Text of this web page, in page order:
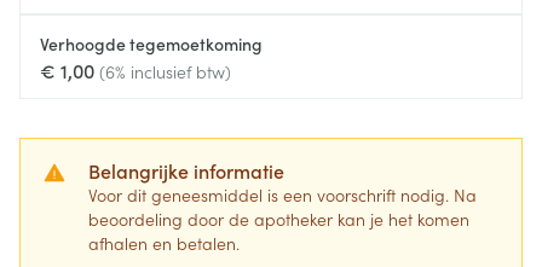
Verhoogde tegemoetkoming
€ 1,00 (6% inclusief btw)
Belangrijke informatie
Voor dit geneesmiddel is een voorschrift nodig. Na
beoordeling door de apotheker kan je het komen
afhalen en betalen.